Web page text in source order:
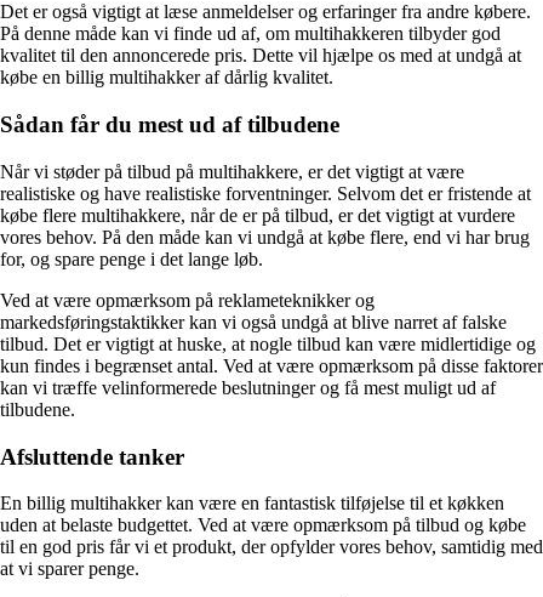
Det er også vigtigt at læse anmeldelser og erfaringer fra andre købere.
På denne måde kan vi finde ud af, om multihakkeren tilbyder god
kvalitet til den annoncerede pris. Dette vil hjælpe os med at undgå at
købe en billig multihakker af dårlig kvalitet.
Sådan får du mest ud af tilbudene
Når vi støder på tilbud på multihakkere, er det vigtigt at være
realistiske og have realistiske forventninger. Selvom det er fristende at
købe flere multihakkere, når de er på tilbud, er det vigtigt at vurdere
vores behov. På den måde kan vi undgå at købe flere, end vi har brug
for, og spare penge i det lange løb.
Ved at være opmærksom på reklameteknikker og
markedsføringstaktikker kan vi også undgå at blive narret af falske
tilbud. Det er vigtigt at huske, at nogle tilbud kan være midlertidige og
kun findes i begrænset antal. Ved at være opmærksom på disse faktorer
kan vi træffe velinformerede beslutninger og få mest muligt ud af
tilbudene.
Afsluttende tanker
En billig multihakker kan være en fantastisk tilføjelse til et køkken
uden at belaste budgettet. Ved at være opmærksom på tilbud og købe
til en god pris får vi et produkt, der opfylder vores behov, samtidig med
at vi sparer penge.